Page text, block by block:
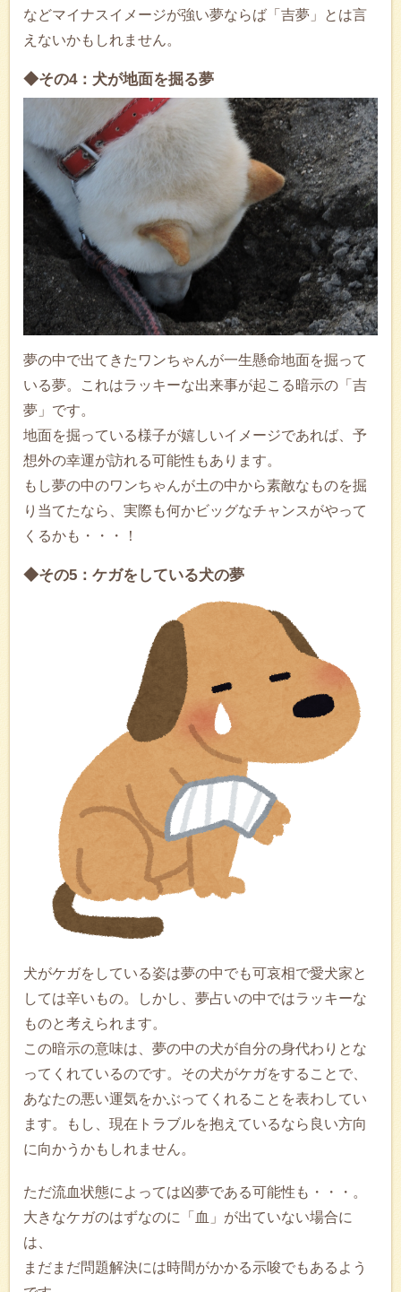
などマイナスイメージが強い夢ならば「吉夢」とは言
えないかもしれません。
◆その4：犬が地面を掘る夢
夢の中で出てきたワンちゃんが一生懸命地面を掘って
いる夢。これはラッキーな出来事が起こる暗示の「吉
夢」です。
地面を掘っている様子が嬉しいイメージであれば、予
想外の幸運が訪れる可能性もあります。
もし夢の中のワンちゃんが土の中から素敵なものを掘
り当てたなら、実際も何かビッグなチャンスがやって
くるかも・・・！
◆その5：ケガをしている犬の夢
犬がケガをしている姿は夢の中でも可哀相で愛犬家と
しては辛いもの。しかし、夢占いの中ではラッキーな
ものと考えられます。
この暗示の意味は、夢の中の犬が自分の身代わりとな
ってくれているのです。その犬がケガをすることで、
あなたの悪い運気をかぶってくれることを表わしてい
ます。もし、現在トラブルを抱えているなら良い方向
に向かうかもしれません。
ただ流血状態によっては凶夢である可能性も・・・。
大きなケガのはずなのに「血」が出ていない場合に
は、
まだまだ問題解決には時間がかかる示唆でもあるよう